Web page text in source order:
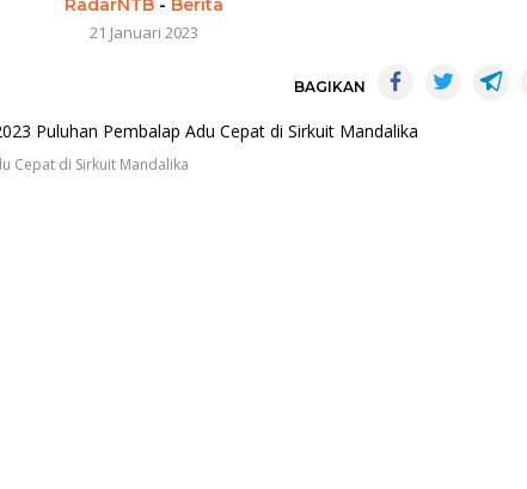
21 Januari 2023
BAGIKAN
Cepat di Sirkuit Mandalika